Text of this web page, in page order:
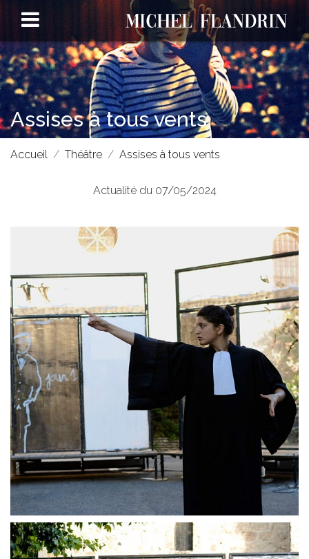
Assises à tous vents
Accueil Théâtre Assises à tous vents
Actualité du 07/05/2024